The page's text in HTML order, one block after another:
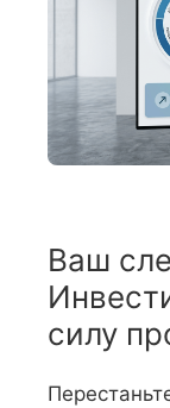
Ваш
силу